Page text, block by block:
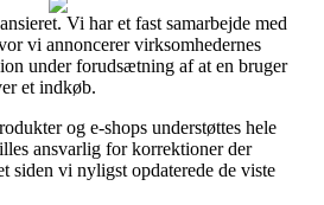
Vi har et fast samarbejde med
vi annoncerer virksomhedernes
under forudsætning af at en bruger
et indkøb.
og e-shops understøttes hele
ansvarlig for korrektioner der
siden vi nyligst opdaterede de viste